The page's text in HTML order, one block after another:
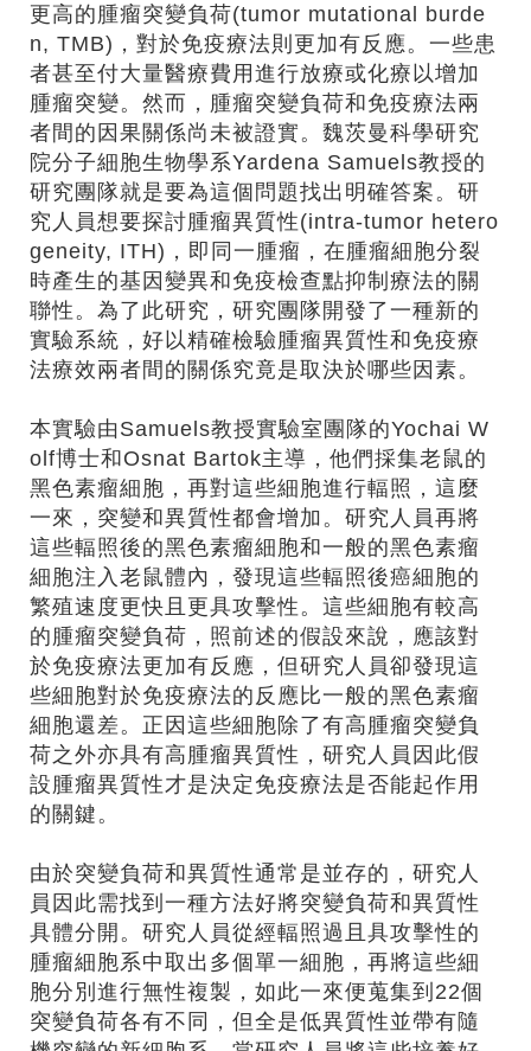
更高的腫瘤突變負荷(tumor mutational burde
n, TMB)，對於免疫療法則更加有反應。一些患
者甚至付大量醫療費用進行放療或化療以增加
腫瘤突變。然而，腫瘤突變負荷和免疫療法兩
者間的因果關係尚未被證實。魏茨曼科學研究
院分子細胞生物學系Yardena Samuels教授的
研究團隊就是要為這個問題找出明確答案。研
究人員想要探討腫瘤異質性(intra-tumor hetero
geneity, ITH)，即同一腫瘤，在腫瘤細胞分裂
時產生的基因變異和免疫檢查點抑制療法的關
聯性。為了此研究，研究團隊開發了一種新的
實驗系統，好以精確檢驗腫瘤異質性和免疫療
法療效兩者間的關係究竟是取決於哪些因素。
本實驗由Samuels教授實驗室團隊的Yochai W
olf博士和Osnat Bartok主導，他們採集老鼠的
黑色素瘤細胞，再對這些細胞進行輻照，這麼
一來，突變和異質性都會增加。研究人員再將
這些輻照後的黑色素瘤細胞和一般的黑色素瘤
細胞注入老鼠體內，發現這些輻照後癌細胞的
繁殖速度更快且更具攻擊性。這些細胞有較高
的腫瘤突變負荷，照前述的假設來說，應該對
於免疫療法更加有反應，但研究人員卻發現這
些細胞對於免疫療法的反應比一般的黑色素瘤
細胞還差。正因這些細胞除了有高腫瘤突變負
荷之外亦具有高腫瘤異質性，研究人員因此假
設腫瘤異質性才是決定免疫療法是否能起作用
的關鍵。
由於突變負荷和異質性通常是並存的，研究人
員因此需找到一種方法好將突變負荷和異質性
具體分開。研究人員從經輻照過且具攻擊性的
腫瘤細胞系中取出多個單一細胞，再將這些細
胞分別進行無性複製，如此一來便蒐集到22個
突變負荷各有不同，但全是低異質性並帶有隨